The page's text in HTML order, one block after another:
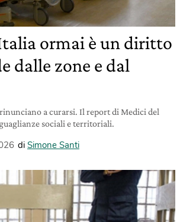
ormai è un diritto
dalle zone e dal
a curarsi. Il report di Medici del
sociali e territoriali.
di Simone Santi